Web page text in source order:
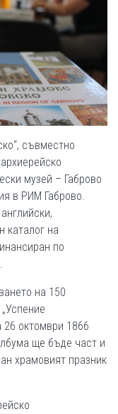
съвместно
музей – Габрово
в РИМ Габрово.
каталог на
по
на 150
26 октомври 1866
ще бъде част и
храмовият празник